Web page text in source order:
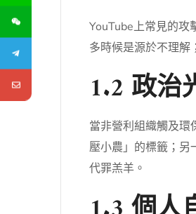
YouTube上常見的攻
多時候是源於不理解
1.2 政治
當非營利組織觸及環
壓小農」的標籤；另
代罪羔羊。